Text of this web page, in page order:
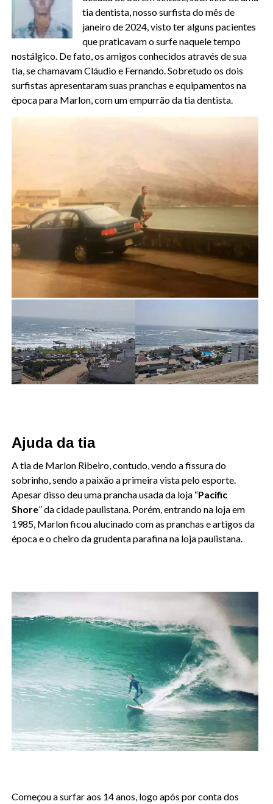
tia dentista, nosso surfista do mês de
janeiro de 2024, visto ter alguns pacientes
que praticavam o surfe naquele tempo
nostálgico. De fato, os amigos conhecidos através de sua
tia, se chamavam Cláudio e Fernando. Sobretudo os dois
surfistas apresentaram suas pranchas e equipamentos na
época para Marlon, com um empurrão da tia dentista.
Ajuda da tia
A tia de Marlon Ribeiro, contudo, vendo a fissura do
sobrinho, sendo a paixão a primeira vista pelo esporte.
Apesar disso deu uma prancha usada da loja “Pacific
Shore” da cidade paulistana. Porém, entrando na loja em
1985, Marlon ficou alucinado com as pranchas e artigos da
época e o cheiro da grudenta parafina na loja paulistana.
Começou a surfar aos 14 anos, logo após por conta dos